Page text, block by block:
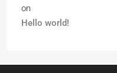
on
Hello world!